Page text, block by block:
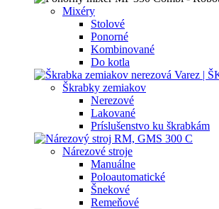
Mixéry
Stolové
Ponorné
Kombinované
Do kotla
Škrabky zemiakov
Nerezové
Lakované
Príslušenstvo ku škrabkám
Nárezové stroje
Manuálne
Poloautomatické
Šnekové
Remeňové